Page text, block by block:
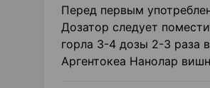
Перед первым
Дозатор следует
горла 3-4 дозы 2-3 раза
Аргентокеа Нанолар